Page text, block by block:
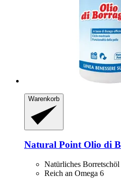
Warenkorb
Natural PointOlio di
Natürliches Borretschöl
Reich an Omega 6